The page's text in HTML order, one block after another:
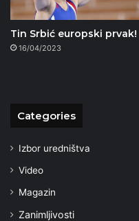
Tin Srbić europski prvak!
16/04/2023
Categories
Izbor uredništva
Video
Magazin
Zanimljivosti